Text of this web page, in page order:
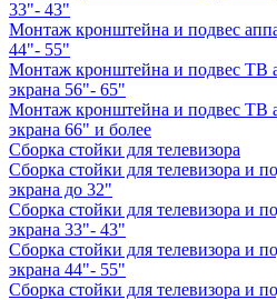
33"- 43"
Монтаж кронштейна и подвес
44"- 55"
Монтаж кронштейна и подвес ТВ
экрана 56"- 65"
Монтаж кронштейна и подвес ТВ
экрана 66" и более
Сборка стойки для телевизора
Сборка стойки для телевизора и
экрана до 32"
Сборка стойки для телевизора и
экрана 33"- 43"
Сборка стойки для телевизора и
экрана 44"- 55"
Сборка стойки для телевизора и